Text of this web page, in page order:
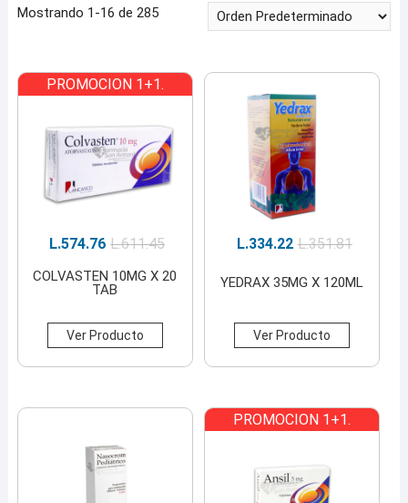
Mostrando 1-16 de 285
PROMOCION 1+1.
L.611.45
L.574.76
COLVASTEN 10MG X 20
TAB
Ver Producto
L.351.81
L.334.22
YEDRAX 35MG X 120ML
Ver Producto
PROMOCION 1+1.